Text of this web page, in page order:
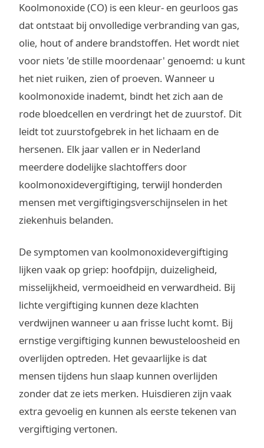
Koolmonoxide (CO) is een kleur- en geurloos gas
dat ontstaat bij onvolledige verbranding van gas,
olie, hout of andere brandstoffen. Het wordt niet
voor niets 'de stille moordenaar' genoemd: u kunt
het niet ruiken, zien of proeven. Wanneer u
koolmonoxide inademt, bindt het zich aan de
rode bloedcellen en verdringt het de zuurstof. Dit
leidt tot zuurstofgebrek in het lichaam en de
hersenen. Elk jaar vallen er in Nederland
meerdere dodelijke slachtoffers door
koolmonoxidevergiftiging, terwijl honderden
mensen met vergiftigingsverschijnselen in het
ziekenhuis belanden.
De symptomen van koolmonoxidevergiftiging
lijken vaak op griep: hoofdpijn, duizeligheid,
misselijkheid, vermoeidheid en verwardheid. Bij
lichte vergiftiging kunnen deze klachten
verdwijnen wanneer u aan frisse lucht komt. Bij
ernstige vergiftiging kunnen bewusteloosheid en
overlijden optreden. Het gevaarlijke is dat
mensen tijdens hun slaap kunnen overlijden
zonder dat ze iets merken. Huisdieren zijn vaak
extra gevoelig en kunnen als eerste tekenen van
vergiftiging vertonen.